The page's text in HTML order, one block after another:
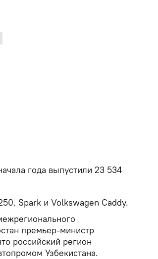
года выпустили 23 534
Spark и Volkswagen Caddy.
премьер-министр
российский регион
Узбекистана.